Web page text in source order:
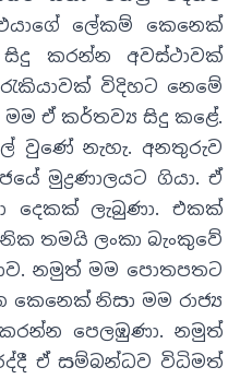
ලේකම් කෙනෙක්
කරන්න අවස්ථාවක්
විදිහට නෙමේ
ඒ කර්තව්‍ය සිදු කළේ.
වුණේ නැහැ. අනතුරුව
මුද්‍රණාලයට ගියා. ඒ
දෙකක් ලැබුණා. එකක්
තමයි ලංකා බැංකුවේ
නමුත් මම පොතපතට
කෙනෙක් නිසා මම රාජ්‍ය
පෙලඹුණා.නමුත්
ඒ සම්බන්ධව විධිමත්